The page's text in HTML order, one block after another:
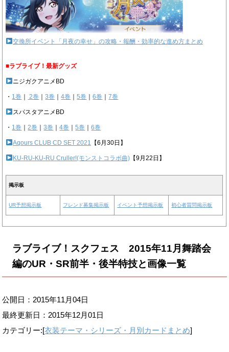
交換所イベント「月夜の幸せ」の攻略・報酬・効率的な進め方まとめ
■ラブライブ！最新グッズ
ニジガクアニメBD
・ 1巻 2巻 ｜3巻 ｜4巻 ｜5巻 ｜6巻 ｜7巻
スパスタアニメBD
・ 1巻 ｜2巻 ｜3巻 ｜4巻 ｜5巻 ｜6巻
Aqours CLUB CD SET 2021 【6月30日】
KU-RU-KU-RU Cruller!(モンストコラボ曲) 【9月22日】
掲示板
UR予想掲示板 フレンド募集掲示板 イベント予想掲示板 初心者質問掲示板
ラブライブ！スクフェス 2015年11月舞踏会
編のUR・SR前半・後半特技と画像一覧
公開日：2015年11月04日
最終更新日： 2015年12月01日
カテゴリー:[衣装テーマ・シリーズ・月別カードまとめ]